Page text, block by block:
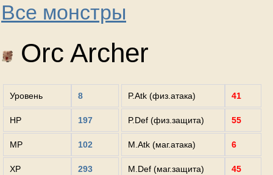
Все монстры
Orc Archer
Уровень 8
HP 197
MP 102
XP 293
P.Atk (физ.атака) 41
P.Def (физ.защита) 55
M.Atk (маг.атака) 6
M.Def (маг.защита) 45